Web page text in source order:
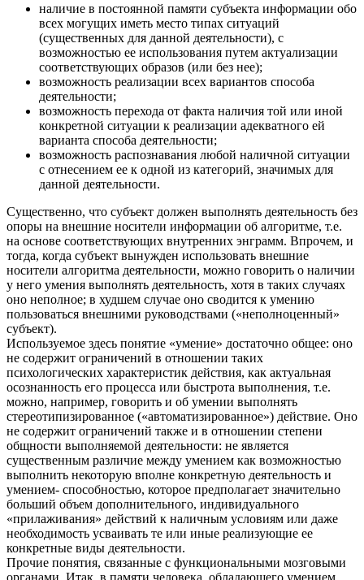
наличие в постоянной памяти субъекта информации обо
всех могущих иметь место типах ситуаций
(существенных для данной деятельности), с
возможностью ее использования путем актуализации
соответствующих образов (или без нее);
возможность реализации всех вариантов способа
деятельности;
возможность перехода от факта наличия той или иной
конкретной ситуации к реализации адекватного ей
варианта способа деятельности;
возможность распознавания любой наличной ситуации
с отнесением ее к одной из категорий, значимых для
данной деятельности.
Существенно, что субъект должен выполнять деятельность без
опоры на внешние носители информации об алгоритме, т.е.
на основе соответствующих внутренних энграмм. Впрочем, и
тогда, когда субъект вынужден использовать внешние
носители алгоритма деятельности, можно говорить о наличии
у него умения выполнять деятельность, хотя в таких случаях
оно неполное; в худшем случае оно сводится к умению
пользоваться внешними руководствами («неполноценный»
субъект).
Используемое здесь понятие «умение» достаточно общее: оно
не содержит ограничений в отношении таких
психологических характеристик действия, как актуальная
осознанность его процесса или быстрота выполнения, т.е.
можно, например, говорить и об умении выполнять
стереотипизированное («автоматизированное») действие. Оно
не содержит ограничений также и в отношении степени
общности выполняемой деятельности: не является
существенным различие между умением как возможностью
выполнить некоторую вполне конкретную деятельность и
умением- способностью, которое предполагает значительно
больший объем дополнительного, индивидуального
«прилаживания» действий к наличным условиям или даже
необходимость усваивать те или иные реализующие ее
конкретные виды деятельности.
Прочие понятия, связанные с функциональными мозговыми
органами. Итак, в памяти человека, обладающего умением